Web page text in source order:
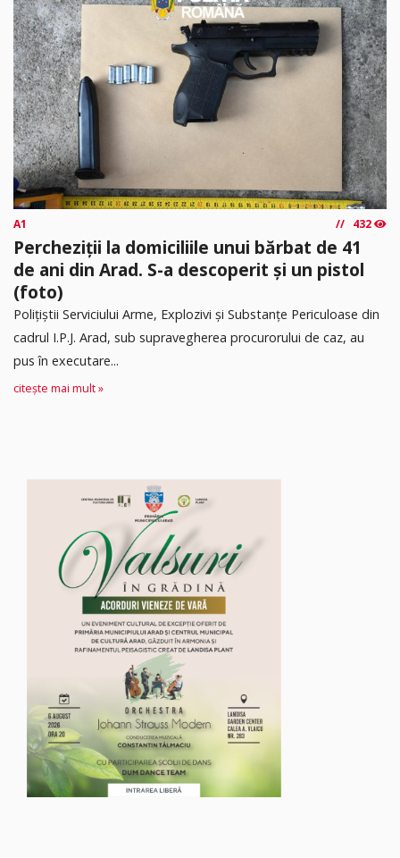
A1 432
Percheziții la domiciliile unui bărbat de 41
de ani din Arad. S-a descoperit și un pistol
(foto)
Polițiștii Serviciului Arme, Explozivi și Substanțe Periculoase din
cadrul I.P.J. Arad, sub supravegherea procurorului de caz, au
pus în executare...
citește mai mult »